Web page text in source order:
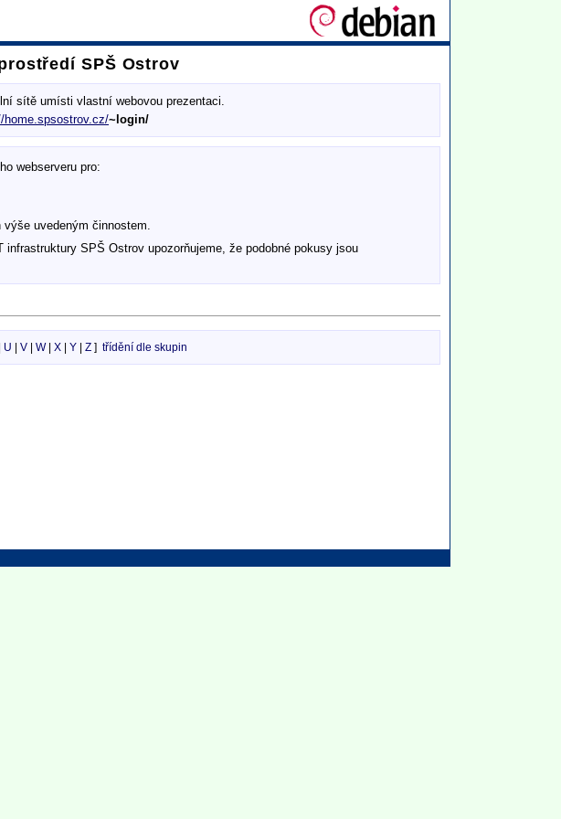
SPŠ Ostrov
sítě umísti vlastní webovou prezentaci.
home.spsostrov.cz/~login/
webserveru pro:
uvedeným činnostem.
SPŠ Ostrov upozorňujeme, že podobné pokusy jsou
U V W| X Y Z ] třídění dle skupin